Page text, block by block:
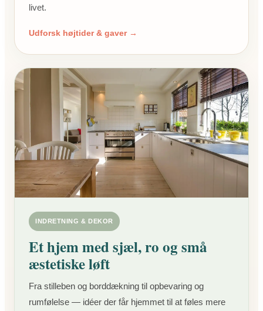
livet.
Udforsk højtider & gaver →
INDRETNING & DEKOR
Et hjem med sjæl, ro og små
æstetiske løft
Fra stilleben og borddækning til opbevaring og
rumfølelse — idéer der får hjemmet til at føles mere